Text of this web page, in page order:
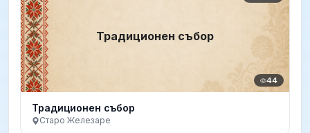
Традиционен събор
44
Традиционен събор
Старо Железаре